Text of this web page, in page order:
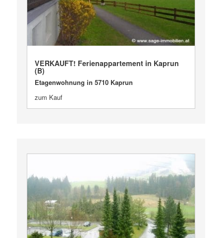
VERKAUFT! Ferienappartement in Kaprun
(B)
Etagenwohnung in 5710 Kaprun
zum Kauf